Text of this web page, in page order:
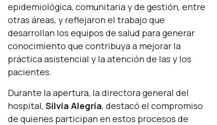
epidemiológica, comunitaria y de gestión, entre
otras áreas, y reflejaron el trabajo que
desarrollan los equipos de salud para generar
conocimiento que contribuya a mejorar la
práctica asistencial y la atención de las y los
pacientes.
Durante la apertura, la directora general del
hospital, Silvia Alegría, destacó el compromiso
de quienes participan en estos procesos de